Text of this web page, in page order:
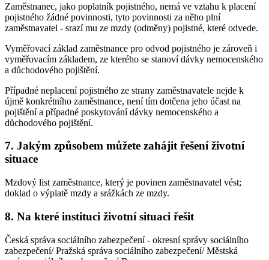
Zaměstnanec, jako poplatník pojistného, nemá ve vztahu k placení
pojistného žádné povinnosti, tyto povinnosti za něho plní
zaměstnavatel - srazí mu ze mzdy (odměny) pojistné, které odvede.
Vyměřovací základ zaměstnance pro odvod pojistného je zároveň i
vyměřovacím základem, ze kterého se stanoví dávky nemocenského
a důchodového pojištění.
Případné neplacení pojistného ze strany zaměstnavatele nejde k
újmě konkrétního zaměstnance, není tím dotčena jeho účast na
pojištění a případné poskytování dávky nemocenského a
důchodového pojištění.
7. Jakým způsobem můžete zahájit řešení životní
situace
Mzdový list zaměstnance, který je povinen zaměstnavatel vést;
doklad o výplatě mzdy a srážkách ze mzdy.
8. Na které instituci životní situaci řešit
Česká správa sociálního zabezpečení - okresní správy sociálního
zabezpečení/ Pražská správa sociálního zabezpečení/ Městská